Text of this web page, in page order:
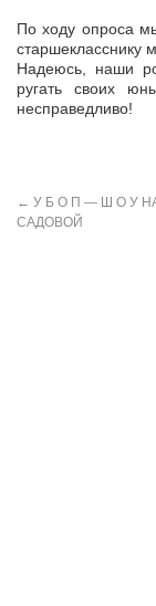
По ходу опроса
старшекласснику
Надеюсь, наши
ругать своих
несправедливо!
← У Б О П — Ш О У
САДОВОЙ